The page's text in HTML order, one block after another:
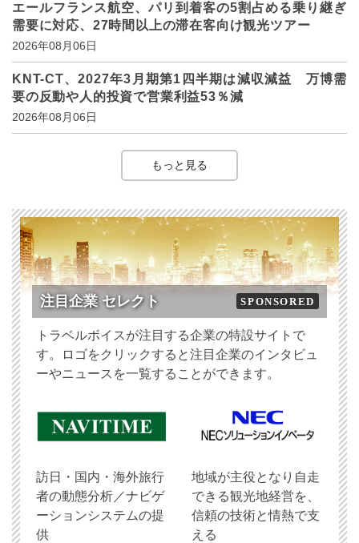
エールフランス航空、パリ到着客の5割占める乗り継ぎ
需要に対応、27時間以上の滞在客向け観光ツアー
2026年08月06日
KNT-CT、2027年3月期第1四半期は減収減益 万博需
要の反動や人的投資で営業利益53％減
2026年08月06日
もっと見る
注目企業 セレクト SPONSORED
トラベルボイスが注目する企業の特設サイトで
す。ロゴをクリックすると注目企業のインタビュ
ーやニュースを一覧することができます。
訪日・国内・海外旅行
者の動態分析／ナビゲ
ーションシステムの提
供
地域が主役となり自走
できる観光地経営を、
信頼の技術と情熱で支
える